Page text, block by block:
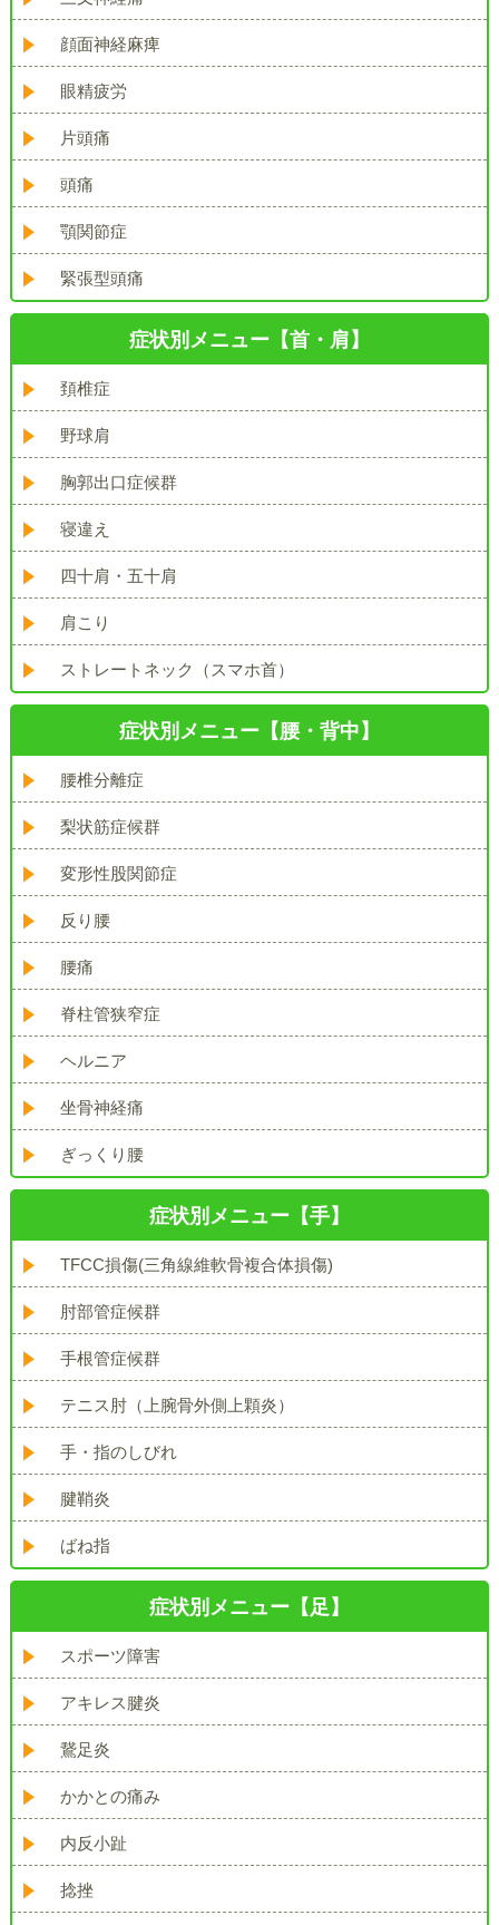
顔面神経麻痺
眼精疲労
片頭痛
頭痛
顎関節症
緊張型頭痛
症状別メニュー【首・肩】
頚椎症
野球肩
胸郭出口症候群
寝違え
四十肩・五十肩
肩こり
ストレートネック（スマホ首）
症状別メニュー【腰・背中】
腰椎分離症
梨状筋症候群
変形性股関節症
反り腰
腰痛
脊柱管狭窄症
ヘルニア
坐骨神経痛
ぎっくり腰
症状別メニュー【手】
TFCC損傷(三角線維軟骨複合体損傷)
肘部管症候群
手根管症候群
テニス肘（上腕骨外側上顆炎）
手・指のしびれ
腱鞘炎
ばね指
症状別メニュー【足】
スポーツ障害
アキレス腱炎
鵞足炎
かかとの痛み
内反小趾
捻挫